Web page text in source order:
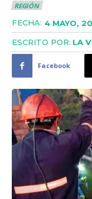
REGIÓN
FECHA: 4 MAYO,
ESCRITO POR: LA
Facebook